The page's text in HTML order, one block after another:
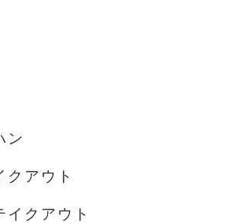
ン
クアウト
イクアウト